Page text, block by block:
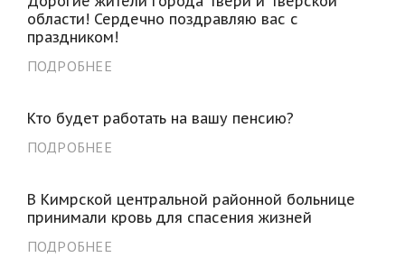
области! Сердечно поздравляю вас с
праздником!
ПОДРОБНЕЕ
Кто будет работать на вашу пенсию?
ПОДРОБНЕЕ
В Кимрской центральной районной больнице
принимали кровь для спасения жизней
ПОДРОБНЕЕ